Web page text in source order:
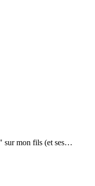
sur mon fils (et ses…